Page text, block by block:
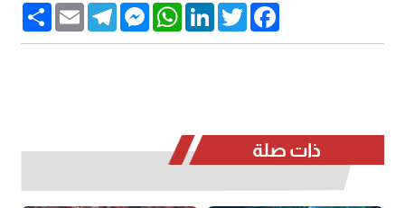
Share Email
TelegramMessengerWhatsAppLinkedInTwitter
Facebook
ذات صلة